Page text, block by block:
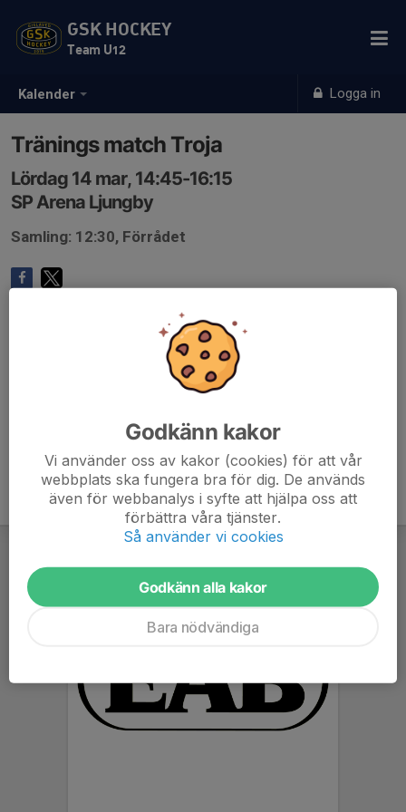
Kalender Logga in
GSK HOCKEY
Team U12
Tränings match Troja
Lördag 14 mar, 14:45-16:15
SP Arena Ljungby
Samling: 12:30, Förrådet
Godkänn kakor
Vi använder oss av kakor (cookies) för att vår
webbplats ska fungera bra för dig. De används
även för webbanalys i syfte att hjälpa oss att
förbättra våra tjänster.
Så använder vi cookies
Godkänn alla kakor
Bara nödvändiga